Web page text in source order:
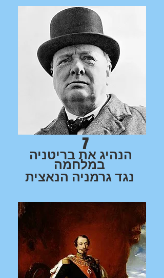
7
במלחמה
נגד גרמניה הנאצית